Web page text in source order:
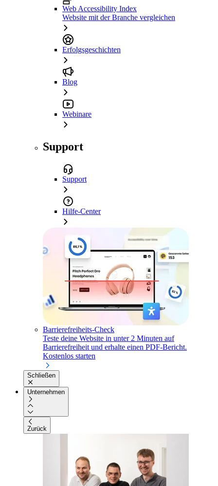
Web Accessibility Index
Website mit der Branche vergleichen
Erfolgsgeschichten
Blog
Webinare
Support
Support
Hilfe-Center
Barrierefreiheits-Check
Teste deine Website in unter 2 Minuten auf
Barrierefreiheit und erhalte einen PDF-Bericht.
Kostenlos starten
Schließen
Unternehmen
Zurück